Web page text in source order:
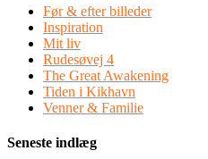
Før & efter billeder
Inspiration
Mit liv
Rudesøvej 4
The Great Awakening
Tiden i Kikhavn
Venner & Familie
Seneste indlæg